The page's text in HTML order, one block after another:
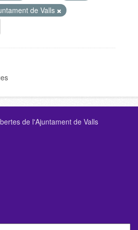
de Valls
de l'Ajuntament de Valls